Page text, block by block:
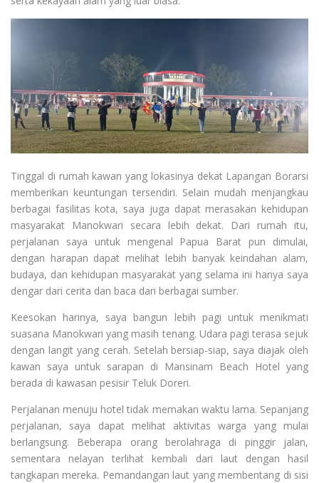
Tinggal di rumah kawan yang lokasinya dekat Lapangan Borarsi
memberikan keuntungan tersendiri. Selain mudah menjangkau
berbagai fasilitas kota, saya juga dapat merasakan kehidupan
masyarakat Manokwari secara lebih dekat. Dari rumah itu,
perjalanan saya untuk mengenal Papua Barat pun dimulai,
dengan harapan dapat melihat lebih banyak keindahan alam,
budaya, dan kehidupan masyarakat yang selama ini hanya saya
dengar dari cerita dan baca dari berbagai sumber.
Keesokan harinya, saya bangun lebih pagi untuk menikmati
suasana Manokwari yang masih tenang. Udara pagi terasa sejuk
dengan langit yang cerah. Setelah bersiap-siap, saya diajak oleh
kawan saya untuk sarapan di Mansinam Beach Hotel yang
berada di kawasan pesisir Teluk Doreri.
Perjalanan menuju hotel tidak memakan waktu lama. Sepanjang
perjalanan, saya dapat melihat aktivitas warga yang mulai
berlangsung. Beberapa orang berolahraga di pinggir jalan,
sementara nelayan terlihat kembali dari laut dengan hasil
tangkapan mereka. Pemandangan laut yang membentang di sisi